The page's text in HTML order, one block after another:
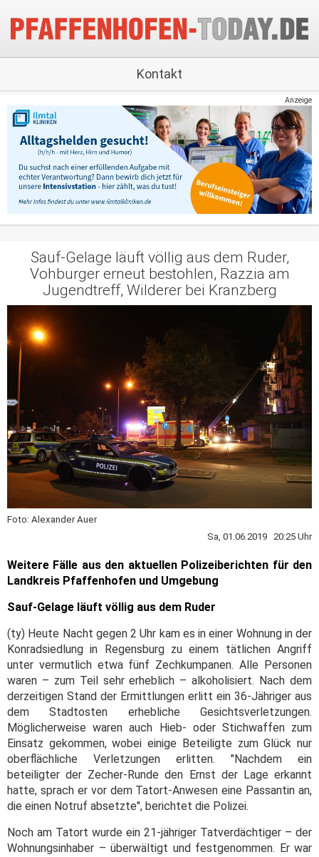
Kontakt
Anzeige
Sauf-Gelage läuft völlig aus dem Ruder,
Vohburger erneut bestohlen, Razzia am
Jugendtreff, Wilderer bei Kranzberg
Foto: Alexander Auer
Sa, 01.06.2019 20:25 Uhr
Weitere Fälle aus den aktuellen Polizeiberichten für den
Landkreis Pfaffenhofen und Umgebung
Sauf-Gelage läuft völlig aus dem Ruder
(ty) Heute Nacht gegen 2 Uhr kam es in einer Wohnung in der
Konradsiedlung in Regensburg zu einem tätlichen Angriff
unter vermutlich etwa fünf Zechkumpanen. Alle Personen
waren – zum Teil sehr erheblich – alkoholisiert. Nach dem
derzeitigen Stand der Ermittlungen erlitt ein 36-Jähriger aus
dem Stadtosten erhebliche Gesichtsverletzungen.
Möglicherweise waren auch Hieb- oder Stichwaffen zum
Einsatz gekommen, wobei einige Beteiligte zum Glück nur
oberflächliche Verletzungen erlitten. "Nachdem ein
beteiligter der Zecher-Runde den Ernst der Lage erkannt
hatte, sprach er vor dem Tatort-Anwesen eine Passantin an,
die einen Notruf absetzte", berichtet die Polizei.
Noch am Tatort wurde ein 21-jähriger Tatverdächtiger – der
Wohnungsinhaber – überwältigt und festgenommen. Er war